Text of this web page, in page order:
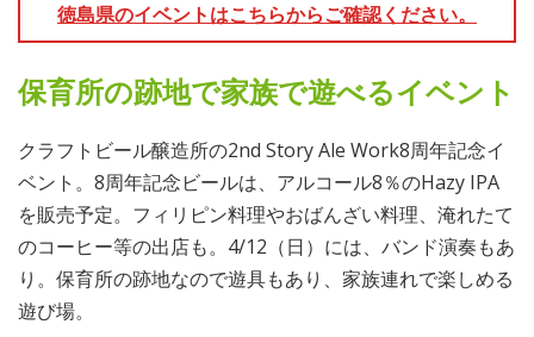
徳島県のイベントはこちらからご確認ください。
保育所の跡地で家族で遊べるイベント
クラフトビール醸造所の2nd Story Ale Work8周年記念イ
ベント。8周年記念ビールは、アルコール8％のHazy IPA
を販売予定。フィリピン料理やおばんざい料理、淹れたて
のコーヒー等の出店も。4/12（日）には、バンド演奏もあ
り。保育所の跡地なので遊具もあり、家族連れで楽しめる
遊び場。